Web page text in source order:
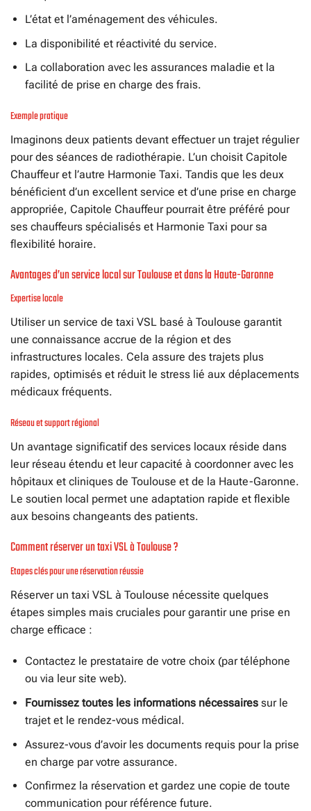
L’état et l’aménagement des véhicules.
La disponibilité et réactivité du service.
La collaboration avec les assurances maladie et la
facilité de prise en charge des frais.
Exemple pratique
Imaginons deux patients devant effectuer un trajet régulier
pour des séances de radiothérapie. L’un choisit Capitole
Chauffeur et l’autre Harmonie Taxi. Tandis que les deux
bénéficient d’un excellent service et d’une prise en charge
appropriée, Capitole Chauffeur pourrait être préféré pour
ses chauffeurs spécialisés et Harmonie Taxi pour sa
flexibilité horaire.
Avantages d’un service local sur Toulouse et dans la Haute-Garonne
Expertise locale
Utiliser un service de taxi VSL basé à Toulouse garantit
une connaissance accrue de la région et des
infrastructures locales. Cela assure des trajets plus
rapides, optimisés et réduit le stress lié aux déplacements
médicaux fréquents.
Réseau et support régional
Un avantage significatif des services locaux réside dans
leur réseau étendu et leur capacité à coordonner avec les
hôpitaux et cliniques de Toulouse et de la Haute-Garonne.
Le soutien local permet une adaptation rapide et flexible
aux besoins changeants des patients.
Comment réserver un taxi VSL à Toulouse ?
Etapes clés pour une réservation réussie
Réserver un taxi VSL à Toulouse nécessite quelques
étapes simples mais cruciales pour garantir une prise en
charge efficace :
Contactez le prestataire de votre choix (par téléphone
ou via leur site web).
Fournissez toutes les informations nécessairessur le
trajet et le rendez-vous médical.
Assurez-vous d’avoir les documents requis pour la prise
en charge par votre assurance.
Confirmez la réservation et gardez une copie de toute
communication pour référence future.